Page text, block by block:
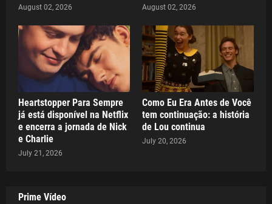
August 02, 2026 August 02, 2026
Heartstopper Para Sempre
já está disponível na Netflix
e encerra a jornada de Nick
e Charlie
July 21, 2026
Como Eu Era Antes de Você
tem continuação: a história
de Lou continua
July 20, 2026
Prime Vídeo